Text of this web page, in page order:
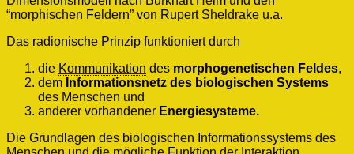
“morphischen Feldern” von Rupert Sheldrake u.a.
Das radionische Prinzip funktioniert durch
die Kommunikation des morphogenetischen Feldes,
dem Informationsnetz des biologischen Systems
des Menschen und
anderer vorhandener Energiesysteme.
Die Grundlagen des biologischen Informationssystems des